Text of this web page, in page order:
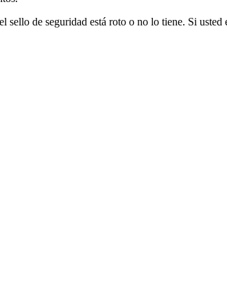
sello de seguridad está roto o no lo tiene. Si